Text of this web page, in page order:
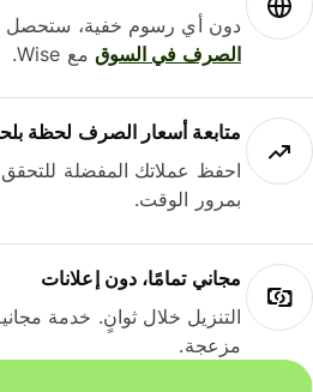
دون أي رسوم خفية، ستحصل
الصرف في السوقمع Wise.
متابعة أسعار الصرف لحظة
احفظ عملاتك المفضلة للتحقق
بمرور الوقت.
مجاني تمامًا، دون إعلانات
التنزيل خلال ثوانٍ. خدمة مجانية
مزعجة.